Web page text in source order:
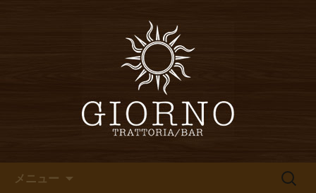
堀江・四ツ橋のイタリアン「イ
タリア食堂ジョルノ～GIORNO
～」のブログ
食堂ジョルノ～GIORNO～」からのお知
メニュー
検